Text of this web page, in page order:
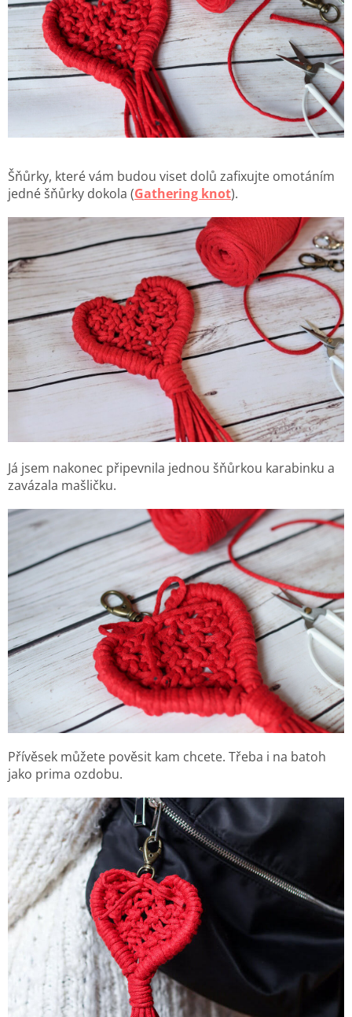
Šňůrky, které vám budou viset dolů zafixujte omotáním
jedné šňůrky dokola (Gathering knot).
Já jsem nakonec připevnila jednou šňůrkou karabinku a
zavázala mašličku.
Přívěsek můžete pověsit kam chcete. Třeba i na batoh
jako prima ozdobu.